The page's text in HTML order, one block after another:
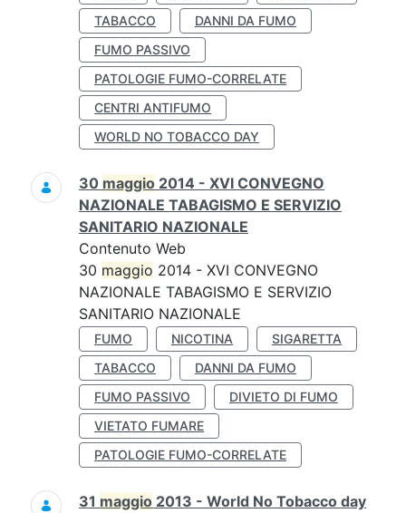
TABACCO
DANNI DA FUMO
FUMO PASSIVO
PATOLOGIE FUMO-CORRELATE
CENTRI ANTIFUMO
WORLD NO TOBACCO DAY
30 maggio 2014 - XVI CONVEGNO
NAZIONALE TABAGISMO E SERVIZIO
SANITARIO NAZIONALE
Contenuto Web
30 maggio 2014 - XVI CONVEGNO
NAZIONALE TABAGISMO E SERVIZIO
SANITARIO NAZIONALE
FUMO NICOTINA
SIGARETTA
TABACCO
DANNI DA FUMO
FUMO PASSIVO
DIVIETO DI FUMO
VIETATO FUMARE
PATOLOGIE FUMO-CORRELATE
31 maggio 2013 - World No Tobacco day